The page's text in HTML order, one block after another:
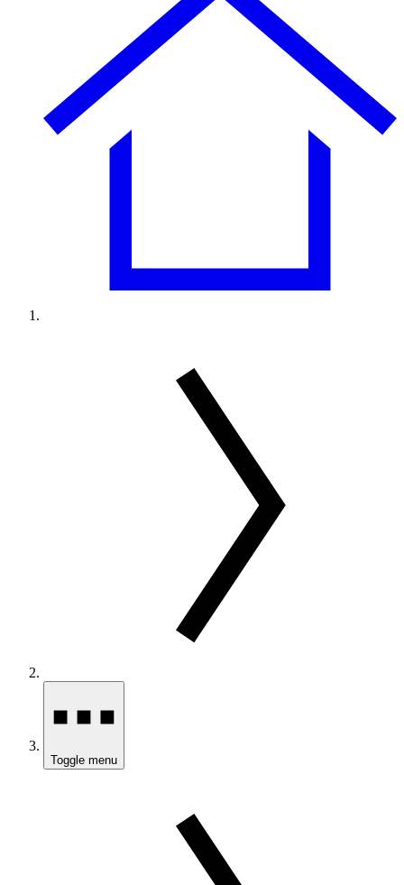
Toggle menu